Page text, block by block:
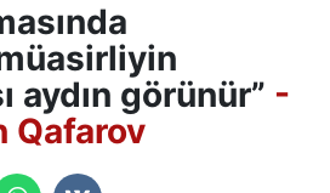
aydın görünür” -
Qafarov